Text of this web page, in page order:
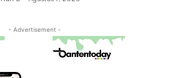
- Advertisement -